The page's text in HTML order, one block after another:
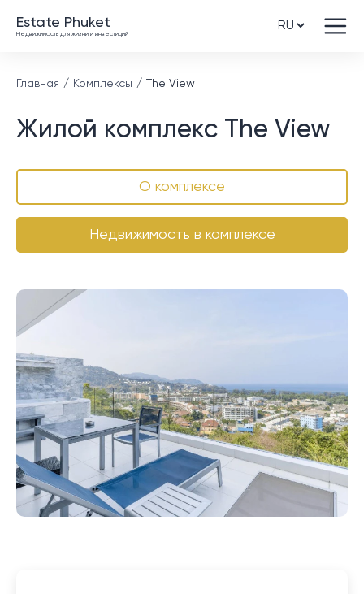
Estate Phuket
Недвижимость для жизни и инвестиций
Главная Комплексы The View
Жилой комплекс The View
О комплексе
Недвижимость в комплексе